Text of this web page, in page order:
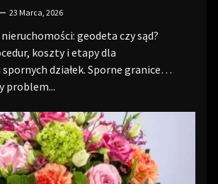
23 Marca, 2026
geodeta czy sąd?
koszty i etapy dla
spornych działek. Sporne granice
problem...